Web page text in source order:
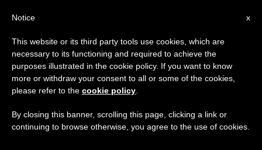
TAG
Posts Tagged
‘President Of
Guatemala’
x
Notice
This website or its third party tools use cookies, which are
necessary to its functioning and required to achieve the
purposes illustrated in the cookie policy. If you want to know
more or withdraw your consent to all or some of the cookies,
please refer to the cookie policy
By closing this banner, scrolling this page, clicking a link or
continuing to browse otherwise, you agree to the use of cookies.